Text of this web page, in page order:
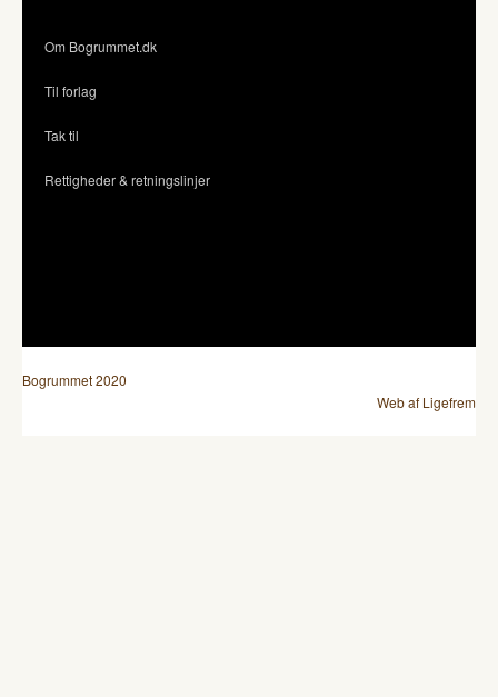
Om Bogrummet.dk
Til forlag
Tak til
Rettigheder & retningslinjer
Bogrummet 2020
Web af Ligefrem